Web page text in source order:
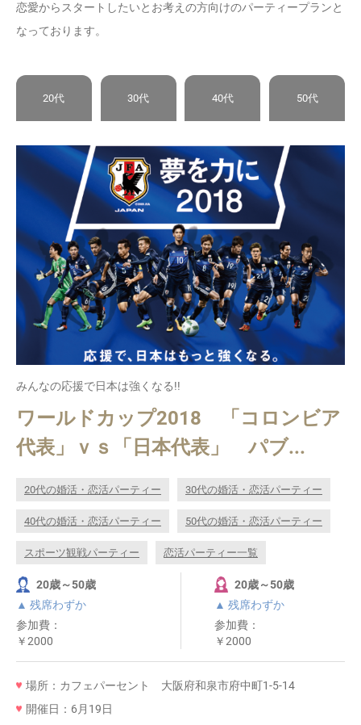
恋愛からスタートしたいとお考えの方向けのパーティープランと
なっております。
20代 30代 40代 50代
みんなの応援で日本は強くなる!!
ワールドカップ2018 「コロンビア
代表」ｖｓ「日本代表」 パブ...
20代の婚活・恋活パーティー 30代の婚活・恋活パーティー
40代の婚活・恋活パーティー 50代の婚活・恋活パーティー
スポーツ観戦パーティー 恋活パーティー一覧
20歳～50歳
▲ 残席わずか
参加費：
￥2000
20歳～50歳
▲ 残席わずか
参加費：
￥2000
場所：カフェパーセント 大阪府和泉市府中町1-5-14
開催日：6月19日